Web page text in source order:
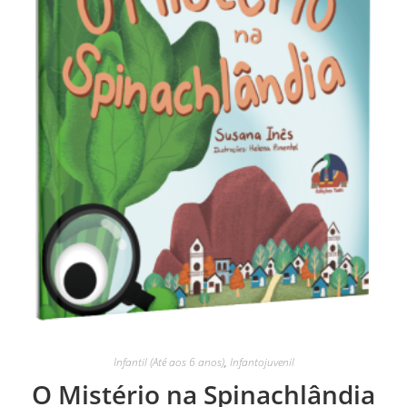
Infantil (Até aos 6 anos), Infantojuvenil
O Mistério na Spinachlândia